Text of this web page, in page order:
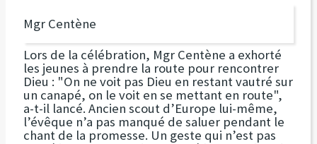
Mgr Centène
Lors de la célébration, Mgr Centène a exhorté
les jeunes à prendre la route pour rencontrer
Dieu : "On ne voit pas Dieu en restant vautré sur
un canapé, on le voit en se mettant en route",
a-t-il lancé. Ancien scout d’Europe lui-même,
l’évêque n’a pas manqué de saluer pendant le
chant de la promesse. Un geste qui n’est pas